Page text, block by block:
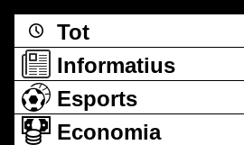
Tot
Informatius
Esports
Economia